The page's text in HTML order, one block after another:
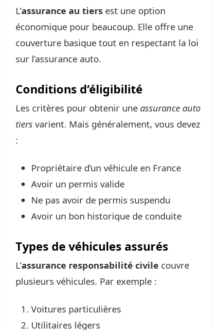
L’assurance au tiers est une option
économique pour beaucoup. Elle offre une
couverture basique tout en respectant la loi
sur l’assurance auto.
Conditions d’éligibilité
Les critères pour obtenir une assurance auto
tiers varient. Mais généralement, vous devez
:
Propriétaire d’un véhicule en France
Avoir un permis valide
Ne pas avoir de permis suspendu
Avoir un bon historique de conduite
Types de véhicules assurés
L’assurance responsabilité civile couvre
plusieurs véhicules. Par exemple :
Voitures particulières
Utilitaires légers